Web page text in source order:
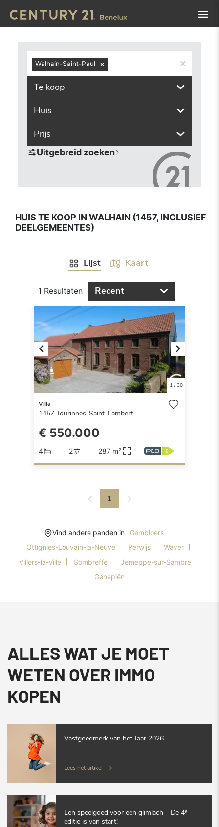
Walhain-Saint-Paul
Te koop
Huis
Prijs
Uitgebreid zoeken
HUIS TE KOOP IN WALHAIN (1457, INCLUSIEF
DEELGEMEENTES)
Lijst Kaart
1 Resultaten Recent
Previous Next
1/ 30
Villa
1457 Tourinnes-Saint-Lambert
€ 550.000
4 2 287 m²
1
Vind andere panden in
Gembloers
Ottignies-Louvain-la-Neuve
Perwijs
Waver
Villers-la-Ville
Sombreffe
Jemeppe-sur-Sambre
Genepiën
ALLES WAT JE MOET
WETEN OVER IMMO
KOPEN
Vastgoedmerk van het Jaar 2026
Lees het artikel
Een speelgoed voor een glimlach – De 4ᵉ
editie is van start!